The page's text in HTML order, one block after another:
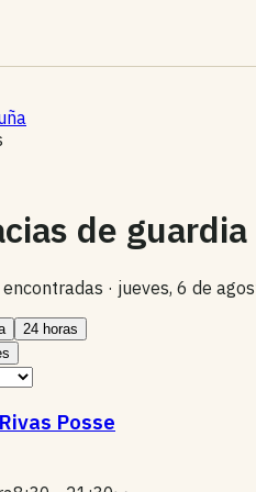
de guardia
· jueves, 6 de
24 horas
Posse